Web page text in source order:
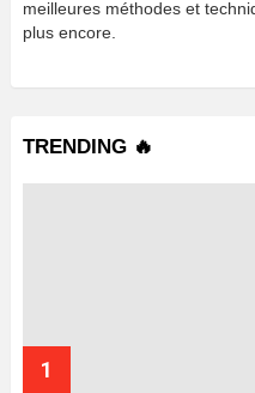
meilleures méthodes et
plus encore.
TRENDING 🔥